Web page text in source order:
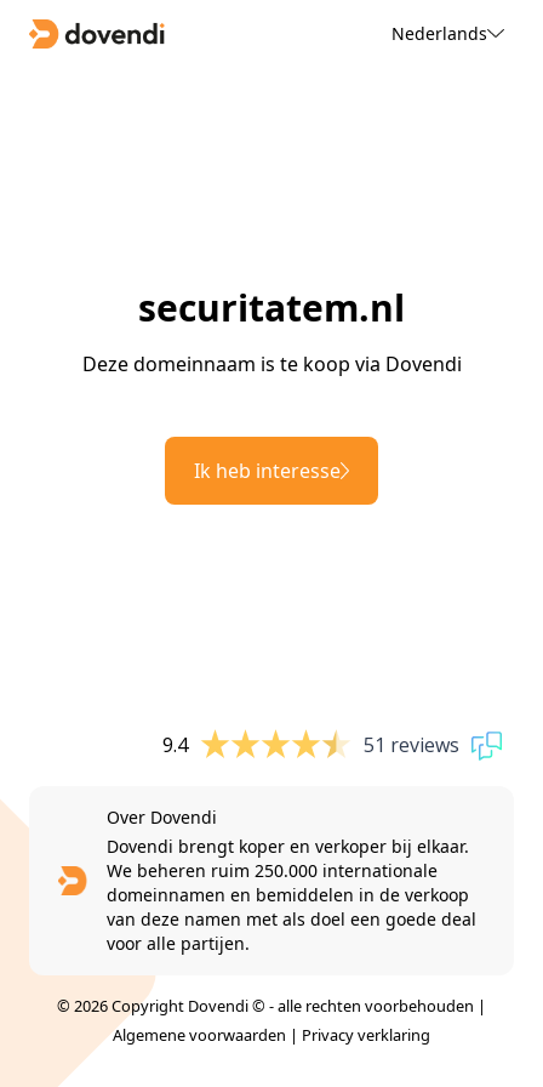
Nederlands
securitatem.nl
Deze domeinnaam is te koop via Dovendi
Ik heb interesse
9.4 51 reviews
Over Dovendi
Dovendi brengt koper en verkoper bij elkaar.
We beheren ruim 250.000 internationale
domeinnamen en bemiddelen in de verkoop
van deze namen met als doel een goede deal
voor alle partijen.
© 2026 Copyright Dovendi © - alle rechten voorbehouden |
Algemene voorwaarden | Privacy verklaring